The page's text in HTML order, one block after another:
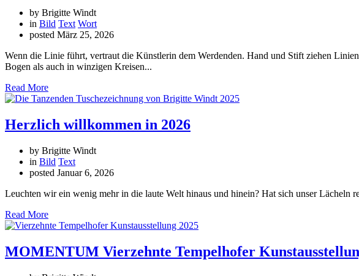
by Brigitte Windt
in Bild Text Wort
posted März 25, 2026
Wenn die Linie führt, vertraut die Künstlerin dem Werdenden. Hand und Stift ziehen
Bogen als auch in winzigen Kreisen...
Read More
Herzlich willkommen in 2026
by Brigitte Windt
in Bild Text
posted Januar 6, 2026
Leuchten wir ein wenig mehr in die laute Welt hinaus und hinein? Hat sich unser Lächeln
Read More
MOMENTUM Vierzehnte Tempelhofer